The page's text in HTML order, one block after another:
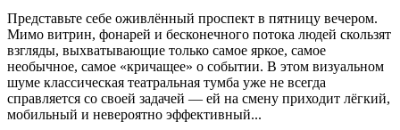
Представьте себе оживлённый проспект в пятницу вечером.
Мимо витрин, фонарей и бесконечного потока людей скользят
взгляды, выхватывающие только самое яркое, самое
необычное, самое «кричащее» о событии. В этом визуальном
шуме классическая театральная тумба уже не всегда
справляется со своей задачей — ей на смену приходит лёгкий,
мобильный и невероятно эффективный...